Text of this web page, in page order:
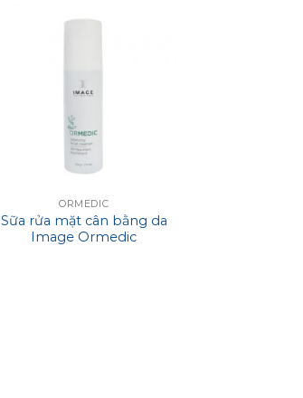
ORMEDIC
Sữa rửa mặt cân bằng da
Image Ormedic